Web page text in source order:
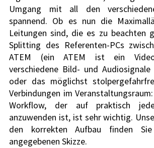
Umgang mit all den
spannend. Ob es nun die
Leitungen sind, die es zu beachten
Splitting des Referenten-PCs
ATEM (ein ATEM ist ein
verschiedene Bild- und Audiosignale
oder das möglichst
Verbindungen im
Workflow, der auf praktisch
anzuwenden ist, ist sehr wichtig.
den korrekten Aufbau finden
angegebenen Skizze.